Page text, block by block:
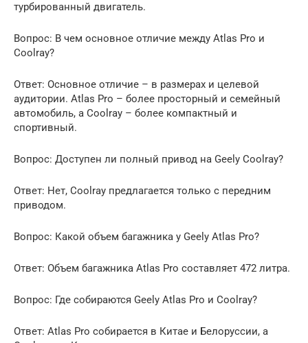
турбированный двигатель.
Вопрос: В чем основное отличие между Atlas Pro и
Coolray?
Ответ: Основное отличие – в размерах и целевой
аудитории. Atlas Pro – более просторный и семейный
автомобиль, а Coolray – более компактный и
спортивный.
Вопрос: Доступен ли полный привод на Geely Coolray?
Ответ: Нет, Coolray предлагается только с передним
приводом.
Вопрос: Какой объем багажника у Geely Atlas Pro?
Ответ: Объем багажника Atlas Pro составляет 472 литра.
Вопрос: Где собираются Geely Atlas Pro и Coolray?
Ответ: Atlas Pro собирается в Китае и Белоруссии, а